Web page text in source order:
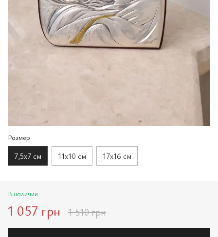
Размер
7,5х7 см 11х10 см 17х16 см
В наличии
1 057 грн 1 510 грн